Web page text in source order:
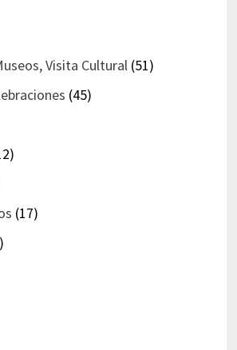
Visita Cultural(51)
(45)
(17)